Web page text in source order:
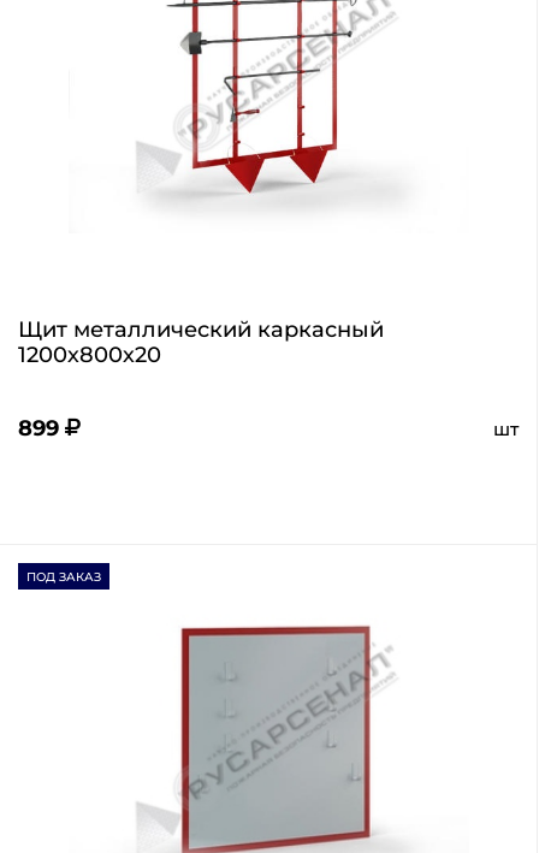
Щит металлический каркасный
1200х800х20
899 шт
ПОД ЗАКАЗ